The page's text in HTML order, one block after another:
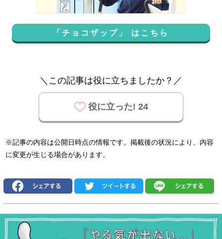
「チョコザップ」 はこちら
＼この記事は役に立ちましたか？／
役に立った! 24
※記事の内容は公開日時点の情報です。掲載後の状況により、内容
に変更が生じる場合があります。